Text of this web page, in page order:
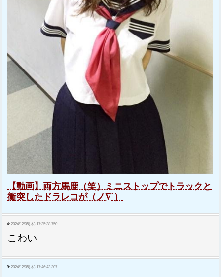
【動画】両方馬鹿（笑）ミニストップでトラックと
衝突したドラレコが（ノ∇`）
4: 2024/12/05(木) 17:35:38.750
こわい
9: 2024/12/05(木) 17:46:43.307